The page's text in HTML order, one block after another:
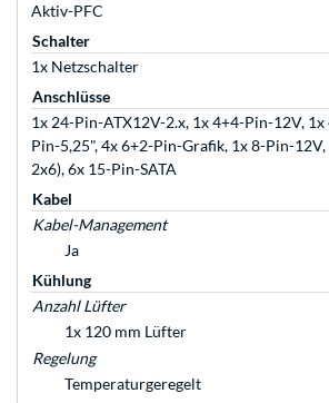
Aktiv-PFC
Schalter
1x Netzschalter
Anschlüsse
1x 24-Pin-ATX12V-2.x, 1x 4+4-Pin-12V,
Pin-5,25", 4x 6+2-Pin-Grafik, 1x 8-Pin-
2x6), 6x 15-Pin-SATA
Kabel
Kabel-Management
Ja
Kühlung
Anzahl Lüfter
1x 120 mm Lüfter
Regelung
Temperaturgeregelt